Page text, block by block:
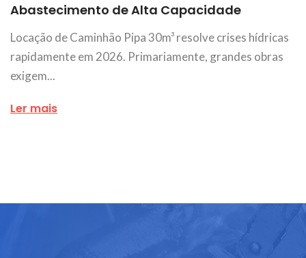
Abastecimento de Alta Capacidade
Locação de Caminhão Pipa 30m³ resolve crises hídricas
rapidamente em 2026. Primariamente, grandes obras
exigem...
Ler mais